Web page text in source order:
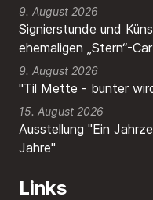
9. August 2026
Signierstunde und
ehemaligen „Stern“-
9. August 2026
"Til Mette - bunter
15. August 2026
Ausstellung "Ein
Jahre"
Links